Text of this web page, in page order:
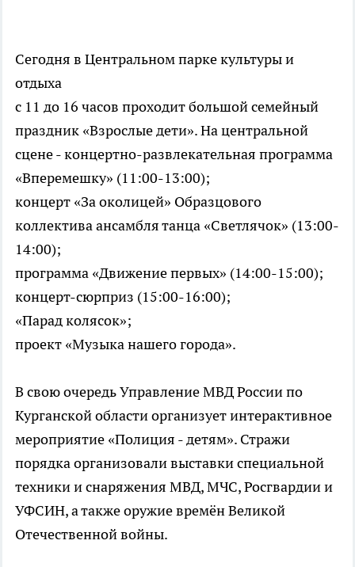
Сегодня в Центральном парке культуры и
отдыха
с 11 до 16 часов проходит большой семейный
праздник «Взрослые дети». На центральной
сцене - концертно-развлекательная программа
«Вперемешку» (11:00-13:00);
концерт «За околицей» Образцового
коллектива ансамбля танца «Светлячок» (13:00-
14:00);
программа «Движение первых» (14:00-15:00);
концерт-сюрприз (15:00-16:00);
«Парад колясок»;
проект «Музыка нашего города».
В свою очередь Управление МВД России по
Курганской области организует интерактивное
мероприятие «Полиция - детям». Стражи
порядка организовали выставки специальной
техники и снаряжения МВД, МЧС, Росгвардии и
УФСИН, а также оружие времён Великой
Отечественной войны.